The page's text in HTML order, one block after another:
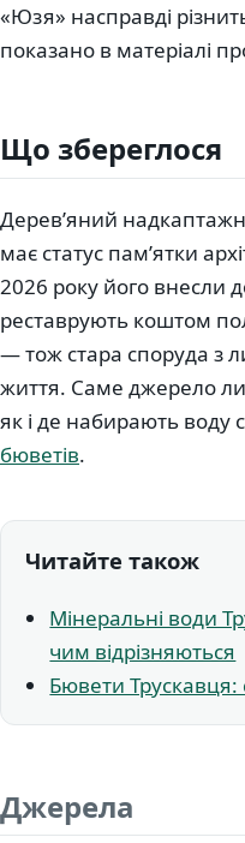
«Юзя» насправді
показано в матеріалі
Що збереглося
Дерев’яний
має статус пам’ятки
2026 року його внесли
реставрують коштом
— тож стара споруда з
життя. Саме джерело
як і де набирають воду
бюветів.
Читайте також
Мінеральні води
чим відрізняються
Бювети Трускавця:
Джерела